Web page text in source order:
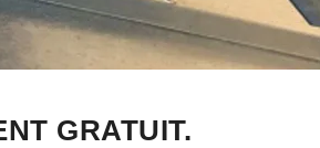
GRATUIT.